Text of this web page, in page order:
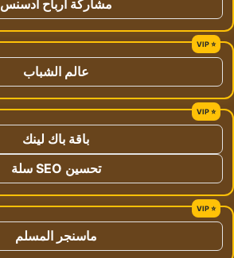
مشاركة ارباح ادسنس
عالم الشباب
باقة باك لينك
تحسين SEO سلة
ماسنجر المسلم